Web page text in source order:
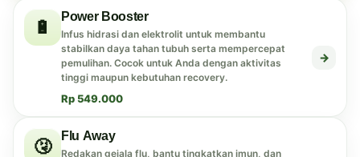
🔋
Power Booster
Infus hidrasi dan elektrolit untuk membantu
stabilkan daya tahan tubuh serta mempercepat
pemulihan. Cocok untuk Anda dengan aktivitas
tinggi maupun kebutuhan recovery.
Rp 549.000
→
🤧
Flu Away
Redakan gejala flu, bantu tingkatkan imun, dan